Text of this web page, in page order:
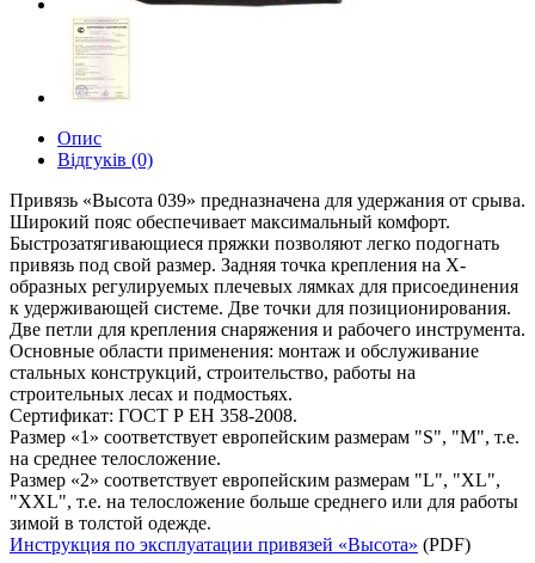
Опис
Відгуків (0)
Привязь «Высота 039» предназначена для удержания от срыва.
Широкий пояс обеспечивает максимальный комфорт.
Быстрозатягивающиеся пряжки позволяют легко подогнать
привязь под свой размер. Задняя точка крепления на Х-
образных регулируемых плечевых лямках для присоединения
к удерживающей системе. Две точки для позиционирования.
Две петли для крепления снаряжения и рабочего инструмента.
Основные области применения: монтаж и обслуживание
стальных конструкций, строительство, работы на
строительных лесах и подмостьях.
Сертификат: ГОСТ Р ЕН 358-2008.
Размер «1» соответствует европейским размерам "S", "M", т.е.
на среднее телосложение.
Размер «2» соответствует европейским размерам "L", "XL",
"XXL", т.е. на телосложение больше среднего или для работы
зимой в толстой одежде.
Инструкция по эксплуатации привязей «Высота» (PDF)